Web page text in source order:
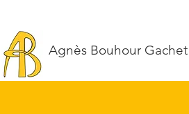
Agnès Bouhour